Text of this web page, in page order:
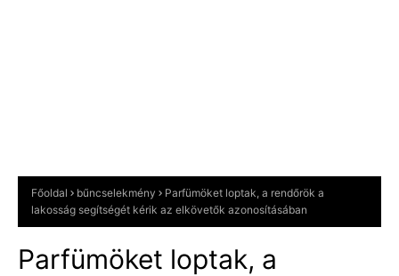
Főoldal bűncselekmény
Parfümöket loptak, a rendőrök a
lakosság segítségét kérik az elkövetők azonosításában
Parfümöket loptak, a